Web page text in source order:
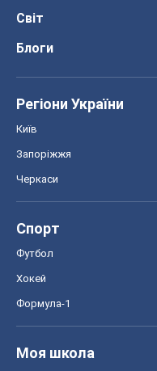
Світ
Блоги
Регіони України
Київ
Запоріжжя
Черкаси
Спорт
Футбол
Хокей
Формула-1
Моя школа